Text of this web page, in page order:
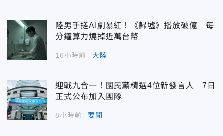
陸男手搓AI劇暴紅！《歸墟》播放破億 每
分鐘算力燒掉近萬台幣
16小時前 大陸
迎戰九合一！國民黨精選4位新發言人 7日
正式公布加入團隊
8小時前 要聞